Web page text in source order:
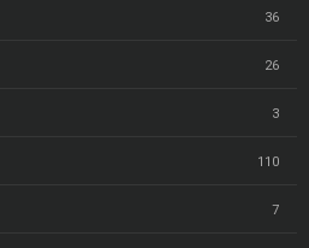
36
26
3
110
7